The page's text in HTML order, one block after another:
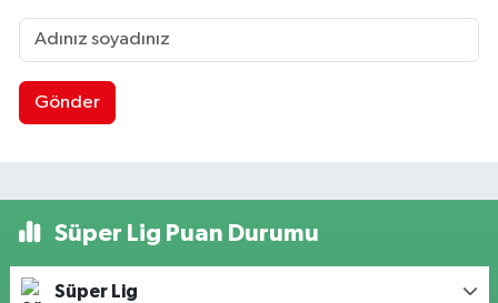
Gönder
Süper Lig Puan Durumu
Süper Lig